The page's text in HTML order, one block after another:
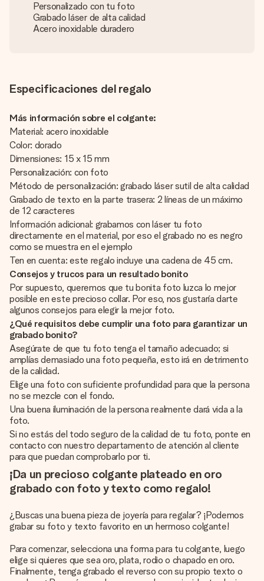
Personalizado con tu foto
Grabado láser de alta calidad
Acero inoxidable duradero
Especificaciones del regalo
Más información sobre el colgante:
Material: acero inoxidable
Color: dorado
Dimensiones: 15 x 15 mm
Personalización: con foto
Método de personalización: grabado láser sutil de alta calidad
Grabado de texto en la parte trasera: 2 líneas de un máximo
de 12 caracteres
Información adicional: grabamos con láser tu foto
directamente en el material, por eso el grabado no es negro
como se muestra en el ejemplo
Ten en cuenta: este regalo incluye una cadena de 45 cm.
Consejos y trucos para un resultado bonito
Por supuesto, queremos que tu bonita foto luzca lo mejor
posible en este precioso collar. Por eso, nos gustaría darte
algunos consejos para elegir la mejor foto.
¿Qué requisitos debe cumplir una foto para garantizar un
grabado bonito?
Asegúrate de que tu foto tenga el tamaño adecuado; si
amplías demasiado una foto pequeña, esto irá en detrimento
de la calidad.
Elige una foto con suficiente profundidad para que la persona
no se mezcle con el fondo.
Una buena iluminación de la persona realmente dará vida a la
foto.
Si no estás del todo seguro de la calidad de tu foto, ponte en
contacto con nuestro departamento de atención al cliente
para que puedan comprobarlo por ti.
¡Da un precioso colgante plateado en oro
grabado con foto y texto como regalo!
¿Buscas una buena pieza de joyería para regalar? ¡Podemos
grabar su foto y texto favorito en un hermoso colgante!
Para comenzar, selecciona una forma para tu colgante, luego
elige si quieres que sea oro, plata, rodio o chapado en oro.
Finalmente, tenga grabado el reverso con su propio texto o